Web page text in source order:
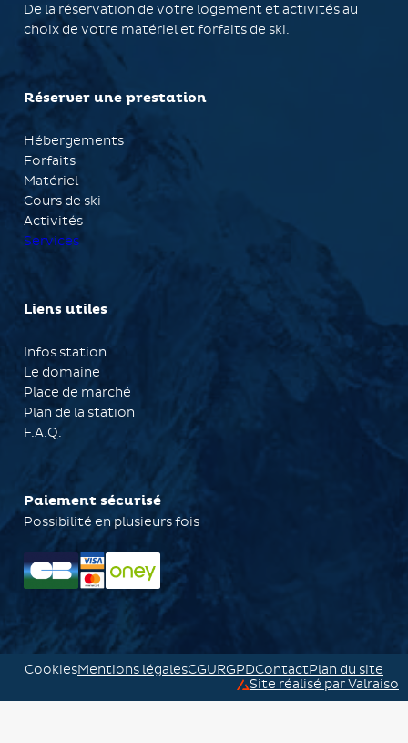
De la réservation de votre logement et activités au
choix de votre matériel et forfaits de ski.
Réserver une prestation
Hébergements
Forfaits
Matériel
Cours de ski
Activités
Services
Liens utiles
Infos station
Le domaine
Place de marché
Plan de la station
F.A.Q.
Paiement sécurisé
Possibilité en plusieurs fois
CookiesMentions légalesCGURGPDContactPlan du site
Valraiso
Site réalisé par Valraiso